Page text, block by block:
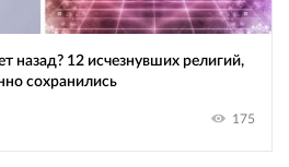
назад? 12 исчезнувших религий,
сохранились
175